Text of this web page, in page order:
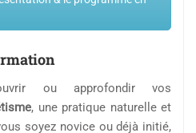
ou approfondir vos
, une pratique naturelle et
soyez novice ou déjà initié,